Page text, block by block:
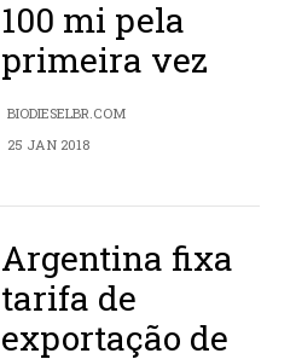
100 mi pela
primeira vez
BIODIESELBR.COM
25 JAN 2018
Argentina fixa
tarifa de
exportação de